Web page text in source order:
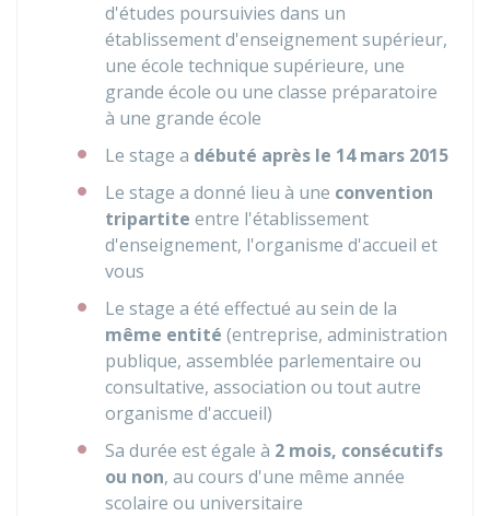
d'études poursuivies dans un
établissement d'enseignement supérieur,
une école technique supérieure, une
grande école ou une classe préparatoire
à une grande école
Le stage a débuté après le 14 mars 2015
Le stage a donné lieu à une convention
tripartite entre l'établissement
d'enseignement, l'organisme d'accueil et
vous
Le stage a été effectué au sein de la
même entité (entreprise, administration
publique, assemblée parlementaire ou
consultative, association ou tout autre
organisme d'accueil)
Sa durée est égale à 2 mois, consécutifs
ou non, au cours d'une même année
scolaire ou universitaire